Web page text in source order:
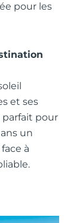
pour les
et ses
parfait pour
un
à